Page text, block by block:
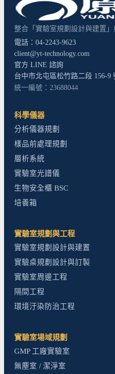
整合「實驗室規劃設計與建置
電話：04-2243-9623
client@yt-technology.com
官方 LINE 諮詢
台中市北屯區松竹路二段 156-9
統一編號：23688044
科學儀器
分析儀器規劃
樣品前處理規劃
層析系統
實驗室光譜儀
生物安全櫃 BSC
培養箱
實驗室規劃與工程
實驗室規劃設計與建置
實驗桌規劃設計與訂製
實驗室周邊工程
隔間工程
環境汙染防治工程
實驗室場域規劃
GMP 工廠實驗室
無塵室 / 潔淨室